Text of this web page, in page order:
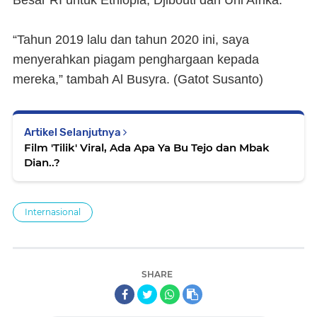
“Tahun 2019 lalu dan tahun 2020 ini, saya
menyerahkan piagam penghargaan kepada
mereka,” tambah Al Busyra. (Gatot Susanto)
Artikel Selanjutnya
Film 'Tilik' Viral, Ada Apa Ya Bu Tejo dan Mbak
Dian..?
Internasional
SHARE